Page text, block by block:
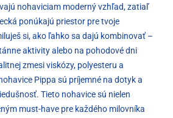
nohaviciam moderný vzhľad, zatiaľ
ponúkajú priestor pre tvoje
si, ako ľahko sa dajú kombinovať –
aktivity alebo na pohodové dni
zmesi viskózy, polyesteru a
Pippa sú príjemné na dotyk a
Tieto nohavice sú nielen
must-have pre každého milovníka